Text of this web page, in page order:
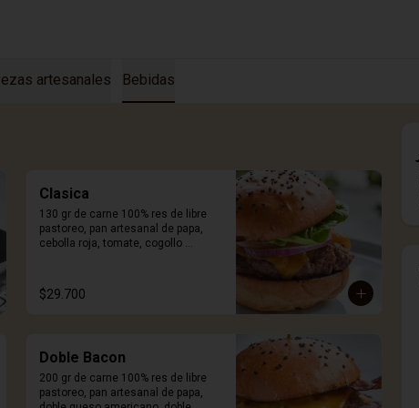
artesanales Bebidas
Clasica
130 gr de carne 100% res de libre
pastoreo, pan artesanal de papa,
cebolla roja, tomate, cogollo
$29.700
Doble Bacon
200 gr de carne 100% res de libre
pastoreo, pan artesanal de papa,